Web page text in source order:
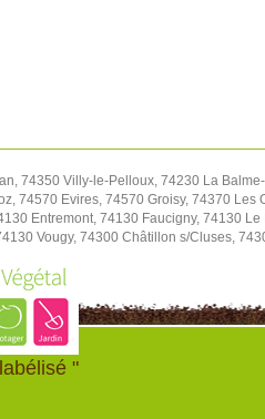
74350 Villy-le-Pelloux, 74230 La
74570 Evires, 74570 Groisy, 74370 Les
Entremont, 74130 Faucigny, 74130
Vougy, 74300 Châtillon s/Cluses,
"